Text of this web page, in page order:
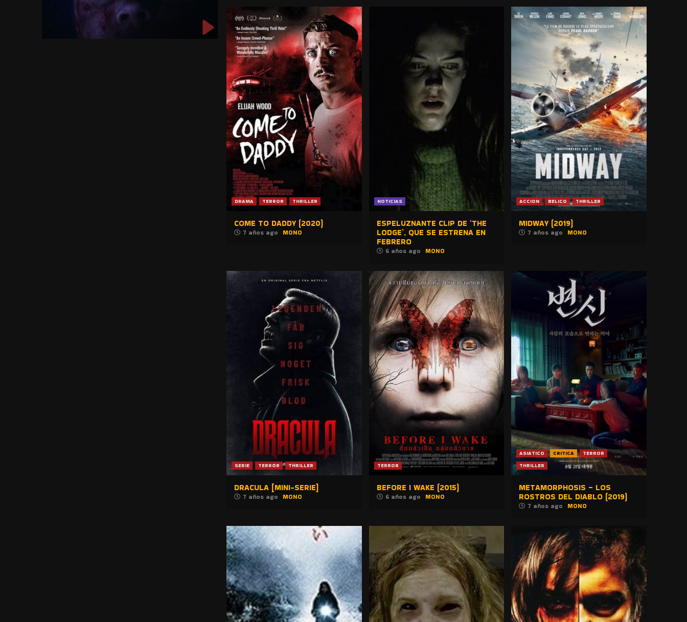
DRAMA TERROR THRILLER
COME TO DADDY (2020)
7 años ago MONO
NOTICIAS
ESPELUZNANTE CLIP DE ‘THE
LODGE’, QUE SE ESTRENA EN
FEBRERO
6 años ago MONO
ACCION BELICO THRILLER
MIDWAY (2019)
7 años ago MONO
SERIE TERROR THRILLER
DRACULA [MINI-SERIE]
7 años ago MONO
TERROR
BEFORE I WAKE (2015)
6 años ago MONO
ASIATICO CRITICA
TERROR
THRILLER
METAMORPHOSIS – LOS
ROSTROS DEL DIABLO (2019)
7 años ago MONO